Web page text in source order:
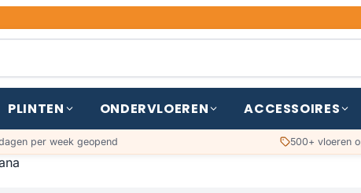
PLINTEN ONDERVLOEREN ACCESSOIRES
per week geopend 500+ vloeren